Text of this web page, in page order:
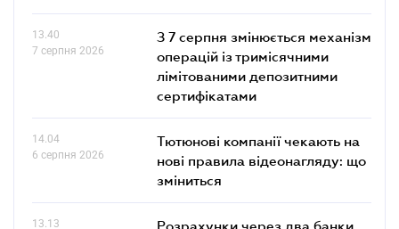
13.40
7 серпня 2026
З 7 серпня змінюється механізм
операцій із тримісячними
лімітованими депозитними
сертифікатами
14.04
6 серпня 2026
Тютюнові компанії чекають на
нові правила відеонагляду: що
зміниться
13.13
Розрахунки через два банки